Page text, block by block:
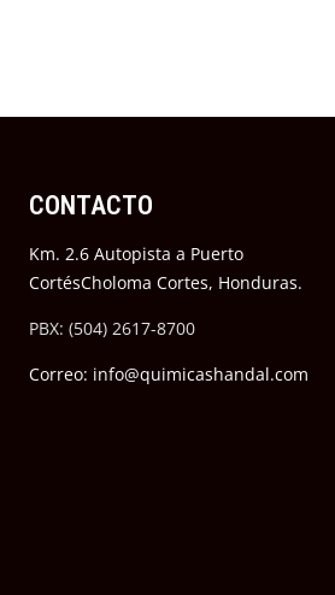
CONTACTO
Km. 2.6 Autopista a Puerto
CortésCholoma Cortes, Honduras.
PBX: (504) 2617-8700
Correo: info@quimicashandal.com